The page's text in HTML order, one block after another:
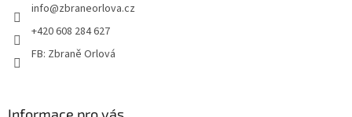
info@zbraneorlova.cz
+420 608 284 627
FB: Zbraně Orlová